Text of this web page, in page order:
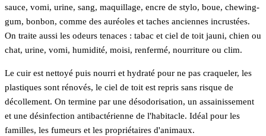
sauce, vomi, urine, sang, maquillage, encre de stylo, boue, chewing-
gum, bonbon, comme des auréoles et taches anciennes incrustées.
On traite aussi les odeurs tenaces : tabac et ciel de toit jauni, chien ou
chat, urine, vomi, humidité, moisi, renfermé, nourriture ou clim.
Le cuir est nettoyé puis nourri et hydraté pour ne pas craqueler, les
plastiques sont rénovés, le ciel de toit est repris sans risque de
décollement. On termine par une désodorisation, un assainissement
et une désinfection antibactérienne de l'habitacle. Idéal pour les
familles, les fumeurs et les propriétaires d'animaux.